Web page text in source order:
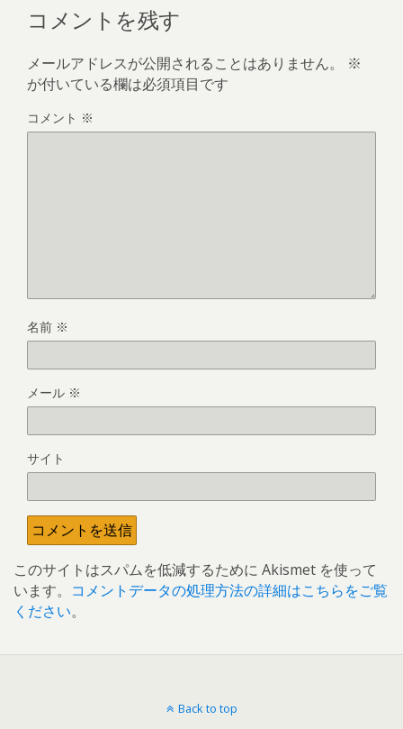
コメントを残す
メールアドレスが公開されることはありません。
※
が付いている欄は必須項目です
コメント ※
名前 ※
メール ※
サイト
このサイトはスパムを低減するために Akismet を使って
います。 コメントデータの処理方法の詳細はこちらをご覧
ください。
Back to top